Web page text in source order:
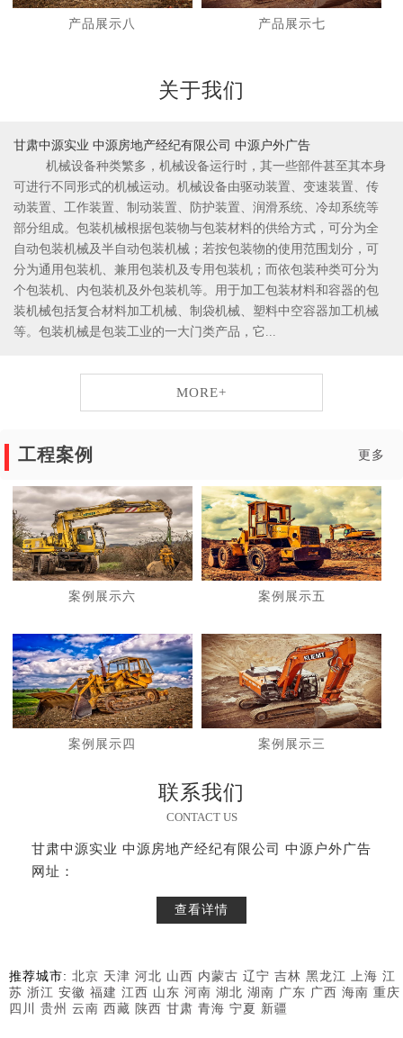
产品展示八 产品展示七
关于我们
甘肃中源实业 中源房地产经纪有限公司 中源户外广告
机械设备种类繁多，机械设备运行时，其一些部件甚至其本身
可进行不同形式的机械运动。机械设备由驱动装置、变速装置、传
动装置、工作装置、制动装置、防护装置、润滑系统、冷却系统等
部分组成。包装机械根据包装物与包装材料的供给方式，可分为全
自动包装机械及半自动包装机械；若按包装物的使用范围划分，可
分为通用包装机、兼用包装机及专用包装机；而依包装种类可分为
个包装机、内包装机及外包装机等。用于加工包装材料和容器的包
装机械包括复合材料加工机械、制袋机械、塑料中空容器加工机械
等。包装机械是包装工业的一大门类产品，它...
MORE+
工程案例 更多
案例展示六 案例展示五
案例展示四 案例展示三
联系我们
CONTACT US
甘肃中源实业 中源房地产经纪有限公司 中源户外广告
网址：
查看详情
推荐城市: 北京 天津 河北 山西 内蒙古 辽宁 吉林 黑龙江 上海 江
苏 浙江 安徽 福建 江西 山东 河南 湖北 湖南 广东 广西 海南 重庆
四川
贵州 云南 西藏 陕西 甘肃 青海 宁夏 新疆